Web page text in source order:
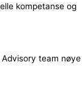
kompetanse og
team nøye